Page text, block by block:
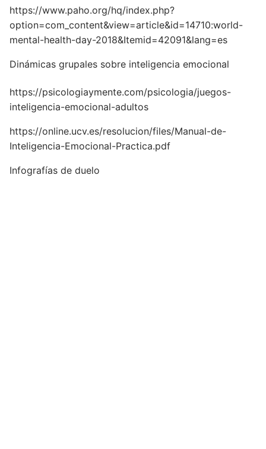
https://www.paho.org/hq/index.php?
option=com_content&view=article&id=14710:world-
mental-health-day-2018&Itemid=42091&lang=es
Dinámicas grupales sobre inteligencia emocional
https://psicologiaymente.com/psicologia/juegos-
inteligencia-emocional-adultos
https://online.ucv.es/resolucion/files/Manual-de-
Inteligencia-Emocional-Practica.pdf
Infografías de duelo